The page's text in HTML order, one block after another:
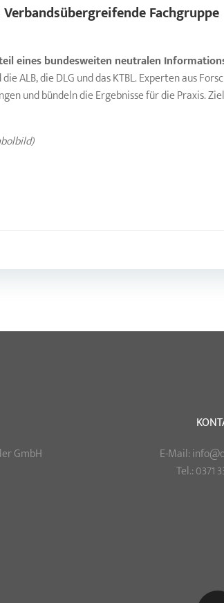
Fachgruppe
eines bundesweiten neutralen
ALB, die DLG und das KTBL. Experten aus
und bündeln die Ergebnisse für die Praxis.
GmbH
E-Mail:
Tel.: 0371